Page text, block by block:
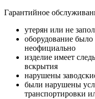
Гарантийное
утерян или не
оборудование
неофициально
изделие имеет
вскрытия
нарушены
были нарушены
транспортировки